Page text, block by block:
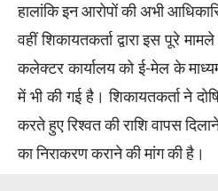
हालांकि इन आरोपों की अभी
वहीं शिकायतकर्ता द्वारा इस पूरे
कलेक्टर कार्यालय को ई-मेल के
में भी की गई है। शिकायतकर्ता ने
करते हुए रिश्वत की राशि वापस
का निराकरण कराने की मांग की है।